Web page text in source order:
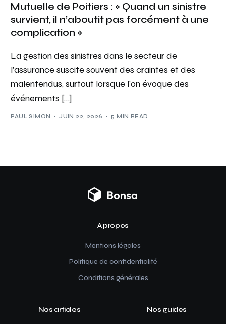
Mutuelle de Poitiers : « Quand un sinistre
survient, il n’aboutit pas forcément à une
complication »
La gestion des sinistres dans le secteur de
l’assurance suscite souvent des craintes et des
malentendus, surtout lorsque l’on évoque des
événements […]
PAUL SIMON JUIN 22, 2026 5 MIN READ
A propos
Mentions légales
Politique de confidentialité
Conditions générales
Nos articles Nos guides